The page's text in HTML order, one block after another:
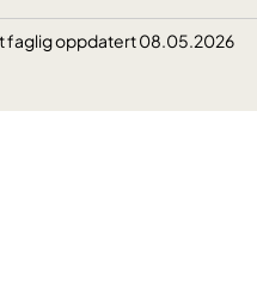
faglig oppdatert 08.05.2026